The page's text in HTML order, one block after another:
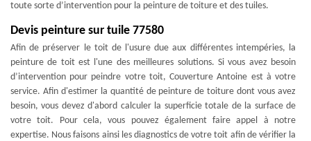
toute sorte d’intervention pour la peinture de toiture et des tuiles.
Devis peinture sur tuile 77580
Afin de préserver le toit de l'usure due aux différentes intempéries, la
peinture de toit est l'une des meilleures solutions. Si vous avez besoin
d’intervention pour peindre votre toit, Couverture Antoine est à votre
service. Afin d'estimer la quantité de peinture de toiture dont vous avez
besoin, vous devez d'abord calculer la superficie totale de la surface de
votre toit. Pour cela, vous pouvez également faire appel à notre
expertise. Nous faisons ainsi les diagnostics de votre toit afin de vérifier la